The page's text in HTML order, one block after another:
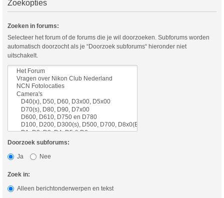
Zoekopties
Zoeken in forums:
Selecteer het forum of de forums die je wil doorzoeken. Subforums worden
automatisch doorzocht als je “Doorzoek subforums“ hieronder niet
uitschakelt.
Doorzoek subforums:
Ja
Nee
Zoek in:
Alleen berichtonderwerpen en tekst